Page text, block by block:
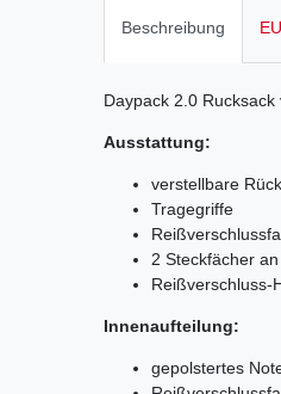
Beschreibung
Daypack 2.0 Rucksack
Ausstattung:
verstellbare
Tragegriffe
2 Steckfächer
Reißverschluss-
Innenaufteilung:
gepolstertes